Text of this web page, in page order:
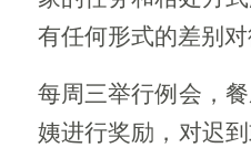
有任何形式的差别对
每周三举行例会，
姨进行奖励，对迟